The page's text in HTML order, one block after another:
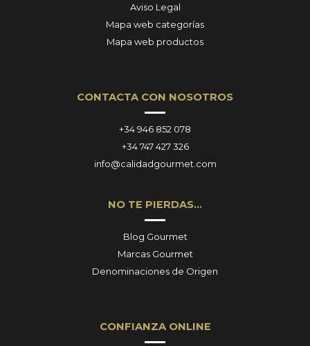
Aviso Legal
Mapa web categorías
Mapa web productos
CONTACTA CON NOSOTROS
+34 946 852 078
+34 747 427 326
info@calidadgourmet.com
NO TE PIERDAS…
Blog Gourmet
Marcas Gourmet
Denominaciones de Origen
CONFIANZA ONLINE